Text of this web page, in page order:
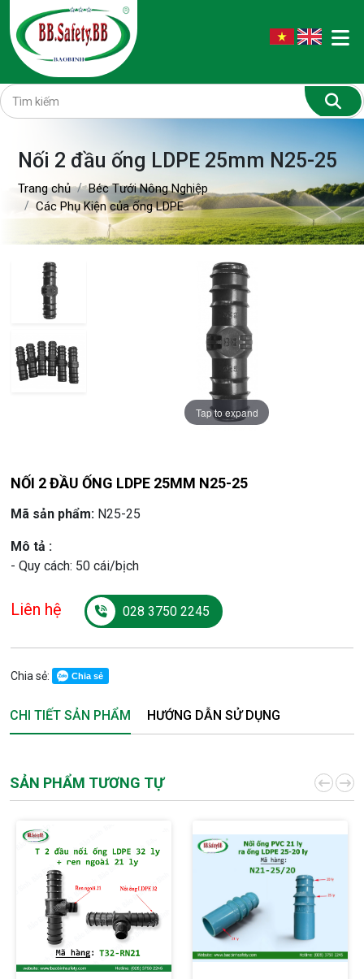
Nối 2 đầu ống LDPE 25mm N25-25
Trang chủ
Béc Tưới Nông Nghiệp
Các Phụ Kiện của ống LDPE
Tap to expand
Tap to expand
NỐI 2 ĐẦU ỐNG LDPE 25MM N25-25
Mã sản phẩm: N25-25
Mô tả :
- Quy cách: 50 cái/bịch
Liên hệ 028 3750 2245
Chia sẻ: Chia sẻ
CHI TIẾT SẢN PHẨM HƯỚNG DẪN SỬ DỤNG
SẢN PHẨM TƯƠNG TỰ